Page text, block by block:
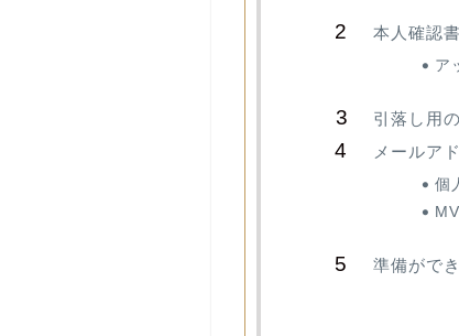
本人確認
ア
引落し用
メールア
個
準備がで